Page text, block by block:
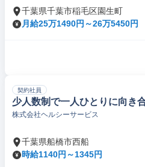
千葉県千葉市稲毛区園生町
月給25万1490円～26万5450円
契約社員
少人数制で一人ひとりに向き
株式会社ヘルシーサービス
千葉県船橋市西船
時給1140円～1345円